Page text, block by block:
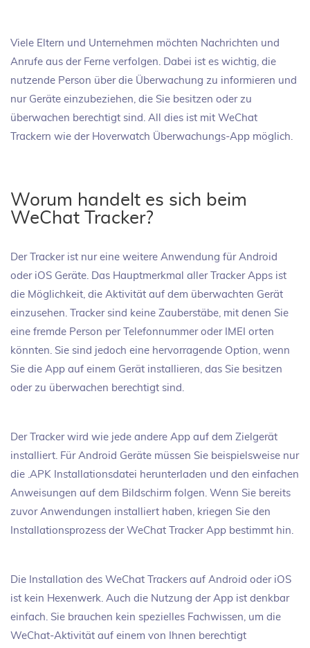
Viele Eltern und Unternehmen möchten Nachrichten und
Anrufe aus der Ferne verfolgen. Dabei ist es wichtig, die
nutzende Person über die Überwachung zu informieren und
nur Geräte einzubeziehen, die Sie besitzen oder zu
überwachen berechtigt sind. All dies ist mit WeChat
Trackern wie der Hoverwatch Überwachungs-App möglich.
Worum handelt es sich beim
WeChat Tracker?
Der Tracker ist nur eine weitere Anwendung für Android
oder iOS Geräte. Das Hauptmerkmal aller Tracker Apps ist
die Möglichkeit, die Aktivität auf dem überwachten Gerät
einzusehen. Tracker sind keine Zauberstäbe, mit denen Sie
eine fremde Person per Telefonnummer oder IMEI orten
könnten. Sie sind jedoch eine hervorragende Option, wenn
Sie die App auf einem Gerät installieren, das Sie besitzen
oder zu überwachen berechtigt sind.
Der Tracker wird wie jede andere App auf dem Zielgerät
installiert. Für Android Geräte müssen Sie beispielsweise nur
die .APK Installationsdatei herunterladen und den einfachen
Anweisungen auf dem Bildschirm folgen. Wenn Sie bereits
zuvor Anwendungen installiert haben, kriegen Sie den
Installationsprozess der WeChat Tracker App bestimmt hin.
Die Installation des WeChat Trackers auf Android oder iOS
ist kein Hexenwerk. Auch die Nutzung der App ist denkbar
einfach. Sie brauchen kein spezielles Fachwissen, um die
WeChat-Aktivität auf einem von Ihnen berechtigt